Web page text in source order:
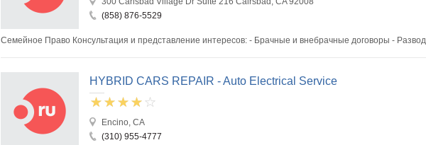
(858) 876-5529
Cемейнoe Право Консультация и представление интересов: - Брачные и внебрачные договоры -
HYBRID CARS REPAIR - Auto Electrical Service
Encino, CA
(310) 955-4777